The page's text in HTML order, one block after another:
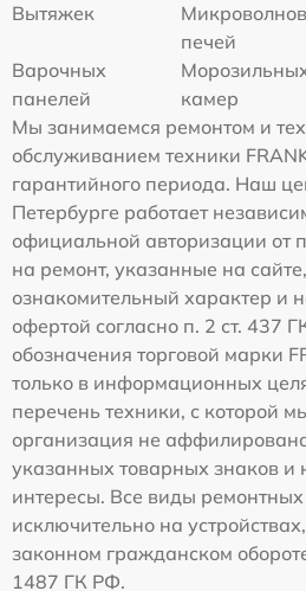
Вытяжек
печей
Варочных
панелей
камер
Мы занимаемся ремонтом и
обслуживанием техники
гарантийного периода. Наш
Петербурге работает
официальной авторизации от
на ремонт, указанные на
ознакомительный характер и
офертой согласно п. 2 ст. 437
обозначения торговой марки
только в информационных
перечень техники, с которой
организация не
указанных товарных знаков и
интересы. Все виды
исключительно на
законном гражданском
1487 ГК РФ.